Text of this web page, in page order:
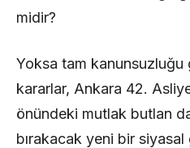
midir?
Yoksa tam kanunsuzluğu
kararlar, Ankara 42.
önündeki mutlak butlan
bırakacak yeni bir